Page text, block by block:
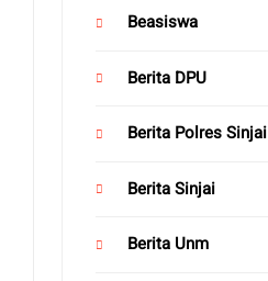
Beasiswa
Berita DPU
Berita Polres Sinjai
Berita Sinjai
Berita Unm